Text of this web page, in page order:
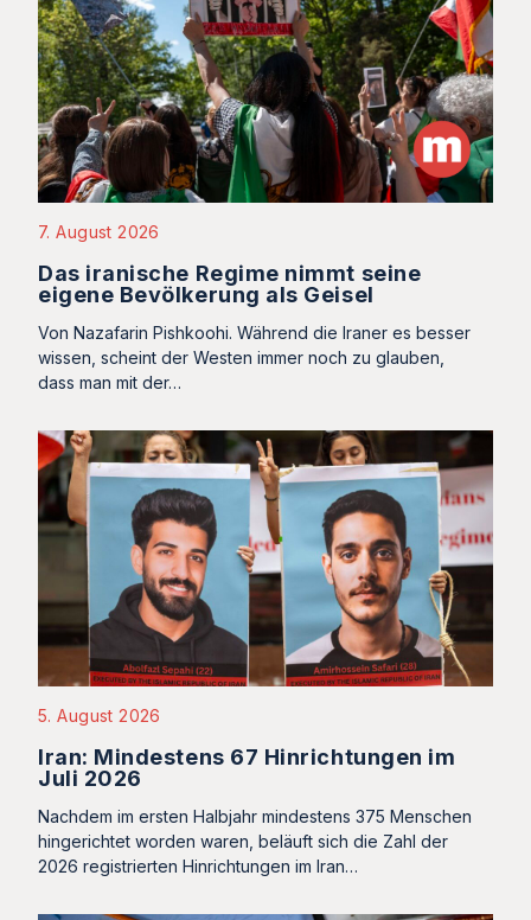
7. August 2026
Das iranische Regime nimmt seine
eigene Bevölkerung als Geisel
Von Nazafarin Pishkoohi. Während die Iraner es besser
wissen, scheint der Westen immer noch zu glauben,
dass man mit der…
5. August 2026
Iran: Mindestens 67 Hinrichtungen im
Juli 2026
Nachdem im ersten Halbjahr mindestens 375 Menschen
hingerichtet worden waren, beläuft sich die Zahl der
2026 registrierten Hinrichtungen im Iran…